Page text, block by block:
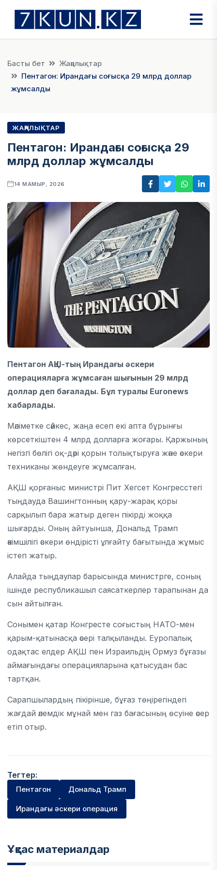
Басты бет
Жаңалықтар
Пентагон: Ирандағы соғысқа 29 млрд доллар
жұмсалды
ЖАҢАЛЫҚТАР
Пентагон: Ирандағы соғысқа 29
млрд доллар жұмсалды
14 МАМЫР, 2026
Пентагон АҚШ-тың Ирандағы әскери
операцияларға жұмсаған шығынын 29 млрд
доллар деп бағалады. Бұл туралы Euronews
хабарлады.
Мәліметке сәйкес, жаңа есеп екі апта бұрынғы
көрсеткіштен 4 млрд долларға жоғары. Қаржының
негізгі бөлігі оқ-дәрі қорын толықтыруға және әскери
техниканы жөндеуге жұмсалған.
АҚШ қорғаныс министрі Пит Хегсет Конгресстегі
тыңдауда Вашингтонның қару-жарақ қоры
сарқылып бара жатыр деген пікірді жоққа
шығарды. Оның айтуынша, Дональд Трамп
әкімшілігі әскери өндірісті ұлғайту бағытында жұмыс
істеп жатыр.
Алайда тыңдаулар барысында министрге, соның
ішінде республикашыл саясаткерлер тарапынан да
сын айтылған.
Сонымен қатар Конгресте соғыстың НАТО-мен
қарым-қатынасқа әсері талқыланды. Еуропалық
одақтас елдер АҚШ пен Израильдің Ормуз бұғазы
аймағындағы операцияларына қатысудан бас
тартқан.
Сарапшылардың пікірінше, бұғаз төңірегіндегі
жағдай әлемдік мұнай мен газ бағасының өсуіне әсер
етіп отыр.
Тегтер:
Пентагон Дональд Трамп
Ирандағы әскери операция
Ұқсас материалдар